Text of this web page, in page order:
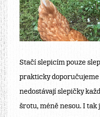
Stačí slepicím pouze
prakticky
nedostávají slepičky
šrotu, méně nesou. I tak